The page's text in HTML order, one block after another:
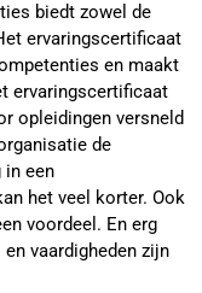
biedt zowel de
ervaringscertificaat
en maakt
ervaringscertificaat
opleidingen versneld
de
in een
het veel korter. Ook
voordeel. En erg
vaardigheden zijn